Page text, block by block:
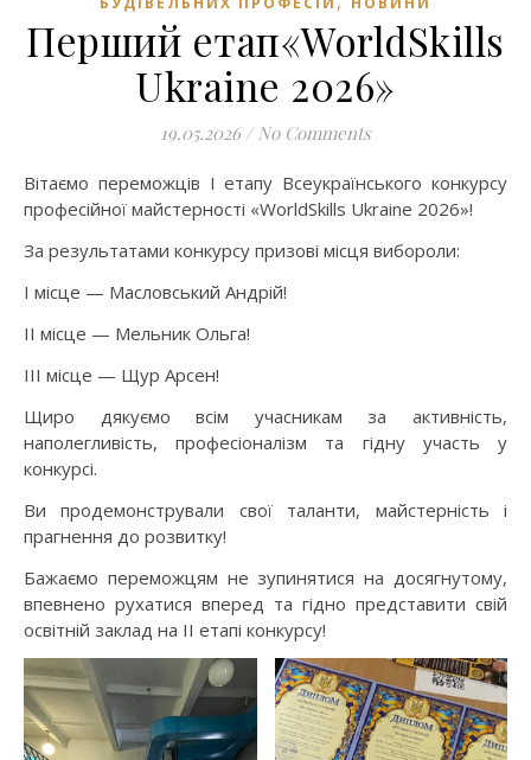
Перший етап«WorldSkills
Ukraine 2026»
19.05.2026 / No Comments
Вітаємо переможців І етапу Всеукраїнського конкурсу
професійної майстерності «WorldSkills Ukraine 2026»!
За результатами конкурсу призові місця вибороли:
І місце — Масловський Андрій!
ІІ місце — Мельник Ольга!
ІІІ місце — Щур Арсен!
Щиро дякуємо всім учасникам за активність,
наполегливість, професіоналізм та гідну участь у
конкурсі.
Ви продемонстрували свої таланти, майстерність і
прагнення до розвитку!
Бажаємо переможцям не зупинятися на досягнутому,
впевнено рухатися вперед та гідно представити свій
освітній заклад на ІІ етапі конкурсу!